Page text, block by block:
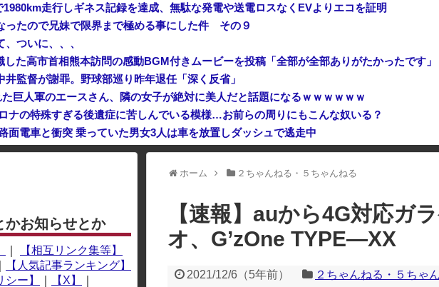
走行しギネス記録を達成、無駄な発電や送電ロスなくEVよりエコを証明
ったので兄妹で限界まで極める事にした件 その９
ついに、、、
た高市首相熊本訪問の感動BGM付きムービーを投稿「全部が全部ありがたかったです」
監督が謝罪。野球部巡り昨年退任「深く反省」
た巨人軍のエースさん、隣の女子が絶対に美人だと話題になるｗｗｗｗｗｗ
ナの特殊すぎる後遺症に苦しんでいる模様…お前らの周りにもこんな奴いる？
面電車と衝突 乗っていた男女3人は車を放置しダッシュで逃走中
やつ飲んだ？
示プラグインやアドオンを利用している場合、一部のコンテンツが表示されなくなったり、サイト全体
ホーム ２ちゃんねる・５ちゃんねる
【速報】auから4G対応ガ
オ、G’zOne TYPE―XX
2021/12/6 （5年前） ２ちゃんねる・５ちゃ
かお知らせとか
【相互リンク集等】
【人気記事ランキング】
シー】 【X】